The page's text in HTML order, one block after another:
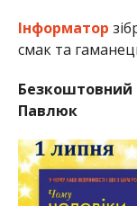
Інформатор
смак та
Безкоштовний
Павлюк